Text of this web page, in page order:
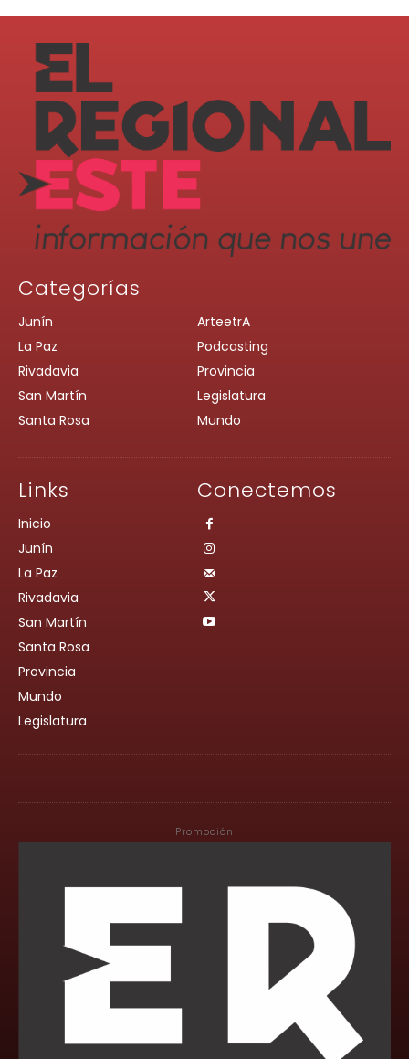
Categorías
Junín
La Paz
Rivadavia
San Martín
Santa Rosa
ArteetrA
Podcasting
Provincia
Legislatura
Mundo
Links
Inicio
Junín
La Paz
Rivadavia
San Martín
Santa Rosa
Provincia
Mundo
Legislatura
Conectemos
- Promoción -